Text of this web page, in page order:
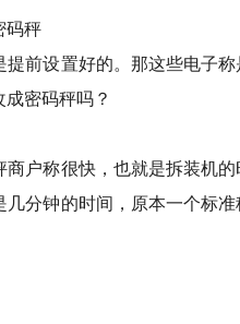
码秤
前设置好的。那这些电子
密码秤吗？
户称很快，也就是拆装机
分钟的时间，原本一个标